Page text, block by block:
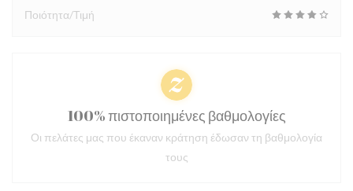
Ποιότητα/Τιμή
100% πιστοποιημένες βαθμολογίες
Οι πελάτες μας που έκαναν κράτηση έδωσαν τη βαθμολογία
τους